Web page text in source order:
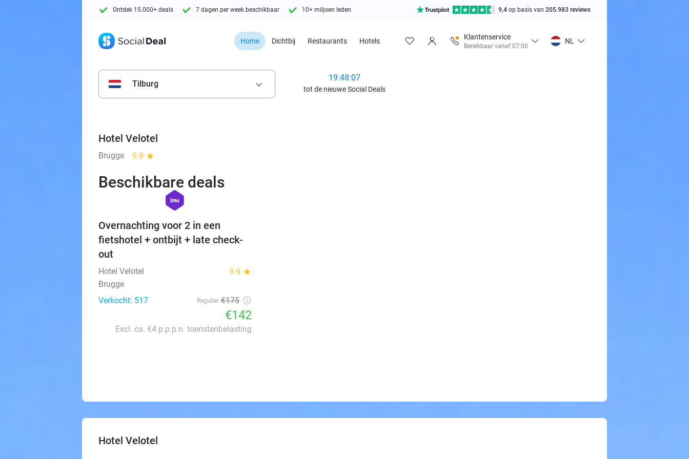
Ontdek 15.000+ deals 7 dagen per week beschikbaar 10+ miljoen leden 9,4 op basis van 205.983 reviews
Home Dichtbij Restaurants Hotels
Klantenservice
Bereikbaar vanaf 07:00
NL
Tilburg keyboard_arrow_down
19:48:05
tot de nieuwe Social Deals
Hotel Velotel
Brugge 9.9 star
Beschikbare deals
hexagon
hotel
Overnachting voor 2 in een
fietshotel + ontbijt + late check-
out
Hotel Velotel 9.9 star
Brugge
Verkocht: 517
Regulier €175
€142
Excl. ca. €4 p.p.p.n. toeristenbelasting
Hotel Velotel